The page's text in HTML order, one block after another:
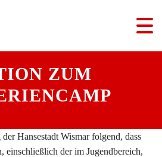
ZUM
Hansestadt Wismar folgend, dass
einschließlich der im Jugendbereich,